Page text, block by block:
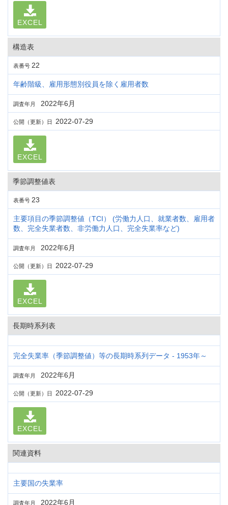
EXCEL
構造表
表番号 22
年齢階級、雇用形態別役員を除く雇用者数
調査年月 2022年6月
公開（更新）日 2022-07-29
EXCEL
季節調整値表
表番号 23
主要項目の季節調整値（TCI） (労働力人口、就業者数、雇用者
数、完全失業者数、非労働力人口、完全失業率など)
調査年月 2022年6月
公開（更新）日 2022-07-29
EXCEL
長期時系列表
完全失業率（季節調整値）等の長期時系列データ - 1953年～
調査年月 2022年6月
公開（更新）日 2022-07-29
EXCEL
関連資料
主要国の失業率
調査年月 2022年6月